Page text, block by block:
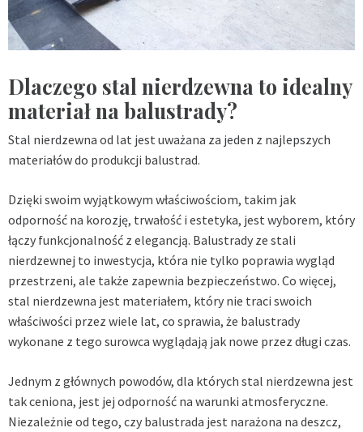
Dlaczego stal nierdzewna to idealny
materiał na balustrady?
Stal nierdzewna od lat jest uważana za jeden z najlepszych
materiałów do produkcji balustrad.
Dzięki swoim wyjątkowym właściwościom, takim jak
odporność na korozję, trwałość i estetyka, jest wyborem, który
łączy funkcjonalność z elegancją. Balustrady ze stali
nierdzewnej to inwestycja, która nie tylko poprawia wygląd
przestrzeni, ale także zapewnia bezpieczeństwo. Co więcej,
stal nierdzewna jest materiałem, który nie traci swoich
właściwości przez wiele lat, co sprawia, że balustrady
wykonane z tego surowca wyglądają jak nowe przez długi czas.
Jednym z głównych powodów, dla których stal nierdzewna jest
tak ceniona, jest jej odporność na warunki atmosferyczne.
Niezależnie od tego, czy balustrada jest narażona na deszcz,